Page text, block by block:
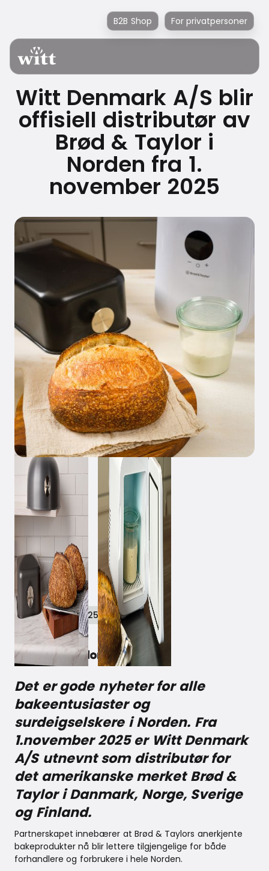
B2B Shop For privatpersoner
Witt Denmark A/S blir
offisiell distributør av
Brød & Taylor i
Norden fra 1.
november 2025
November 11, 2025
Det er gode nyheter for alle
bakeentusiaster og
surdeigselskere i Norden. Fra
1.november 2025 er Witt Denmark
A/S utnevnt som distributør for
det amerikanske merket Brød &
Taylor i Danmark, Norge, Sverige
og Finland.
Partnerskapet innebærer at Brød & Taylors anerkjente
bakeprodukter nå blir lettere tilgjengelige for både
forhandlere og forbrukere i hele Norden.